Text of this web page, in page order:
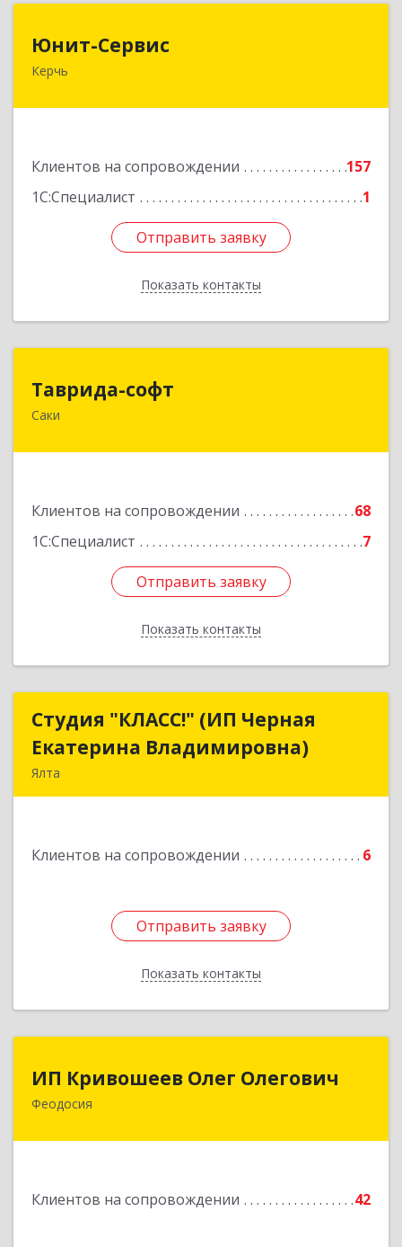
Юнит-Сервис
Керчь
Клиентов на сопровождении
157
1С:Специалист
1
Отправить заявку
Показать контакты
298300, Крым Респ, Керчь г, Кооперативный
Отправить заявку
Назад
Таврида-софт
Саки
Клиентов на сопровождении
68
1С:Специалист
7
Отправить заявку
Показать контакты
Подробнее
Отправить заявку
Назад
Студия "КЛАСС!" (ИП Черная
Екатерина Владимировна)
Ялта
Клиентов на сопровождении 6
Отправить заявку
Показать контакты
Студия "КЛАСС!" (ИП Черная
Екатерина Владимировна)
Отправить заявку
Назад
ИП Кривошеев Олег Олегович
Феодосия
Клиентов на сопровождении 42